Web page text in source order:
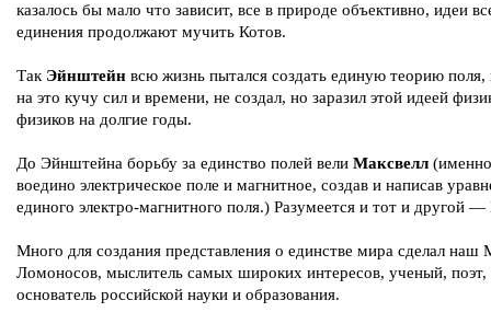
казалось бы мало что зависит, все в природе объективно, идеи
единения продолжают мучить Котов.
Так Эйнштейн всю жизнь пытался создать единую теорию поля,
на это кучу сил и времени, не создал, но заразил этой идеей
физиков на долгие годы.
До Эйнштейна борьбу за единство полей вели Максвелл
воедино электрическое поле и магнитное, создав и написав
единого электро-магнитного поля.) Разумеется и тот и другой
Много для создания представления о единстве мира сделал наш
Ломоносов, мыслитель самых широких интересов, ученый, поэт,
основатель российской науки и образования.